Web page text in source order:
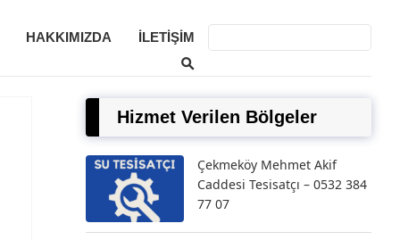
HAKKIMIZDA İLETIŞIM
Hizmet Verilen Bölgeler
Çekmeköy Mehmet Akif
Caddesi Tesisatçı – 0532 384
77 07